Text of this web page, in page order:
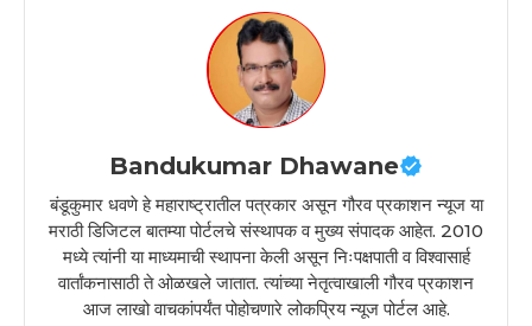
Bandukumar Dhawane
बंडूकुमार धवणे हे महाराष्ट्रातील पत्रकार असून गौरव प्रकाशन न्यूज या
मराठी डिजिटल बातम्या पोर्टलचे संस्थापक व मुख्य संपादक आहेत. 2010
मध्ये त्यांनी या माध्यमाची स्थापना केली असून निःपक्षपाती व विश्वासार्ह
वार्तांकनासाठी ते ओळखले जातात. त्यांच्या नेतृत्वाखाली गौरव प्रकाशन
आज लाखो वाचकांपर्यंत पोहोचणारे लोकप्रिय न्यूज पोर्टल आहे.